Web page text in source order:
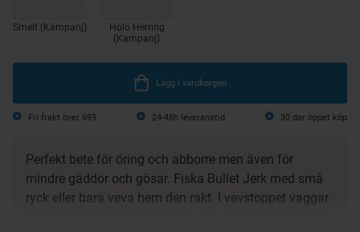
Smelt (Kampanj)
Holo Herring
(Kampanj)
Lägg i varukorgen
Fri frakt över 699 24-48h leveranstid 30 dar öppet köp
Perfekt bete för öring och abborre men även för
mindre gäddor och gösar. Fiska Bullet Jerk med små
ryck eller bara veva hem den rakt. I vevstoppet vaggar